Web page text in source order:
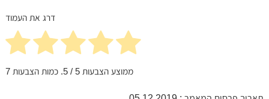
דרג את העמוד
ממוצע הצבעות5 / 5. כמות הצבעות 7